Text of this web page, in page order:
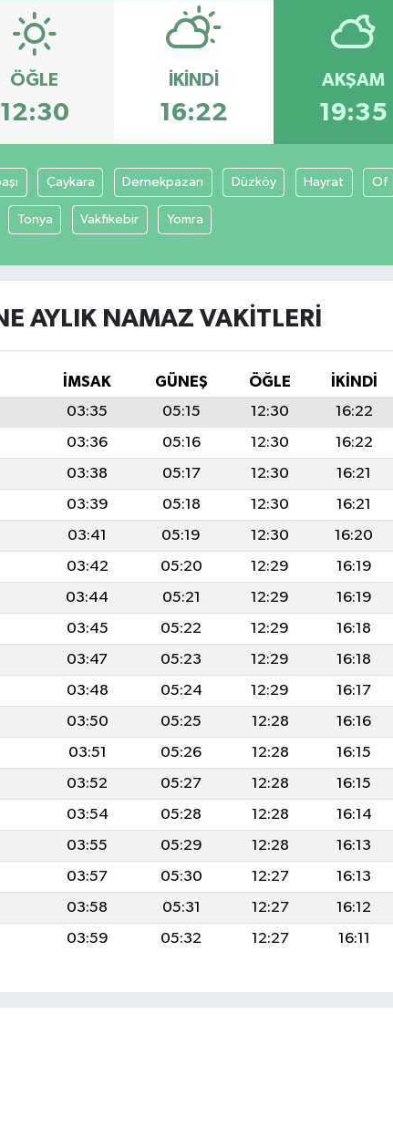
ÖĞLE
12:30
İKINDI
16:22
AKŞAM
19:35
Çaykara Dernekpazarı Düzköy Hayrat Of
Tonya Vakfıkebir Yomra
AYLIK NAMAZ VAKITLERI
İMSAK GÜNEŞ ÖĞLE İKINDI
03:35 05:15 12:30 16:22
03:36 05:16 12:30 16:22
03:38 05:17 12:30 16:21
03:39 05:18 12:30 16:21
03:41 05:19 12:30 16:20
03:42 05:20 12:29 16:19
03:44 05:21 12:29 16:19
03:45 05:22 12:29 16:18
03:47 05:23 12:29 16:18
03:48 05:24 12:29 16:17
03:50 05:25 12:28 16:16
03:51 05:26 12:28 16:15
03:52 05:27 12:28 16:15
03:54 05:28 12:28 16:14
03:55 05:29 12:28 16:13
03:57 05:30 12:27 16:13
03:58 05:31 12:27 16:12
03:59 05:32 12:27 16:11